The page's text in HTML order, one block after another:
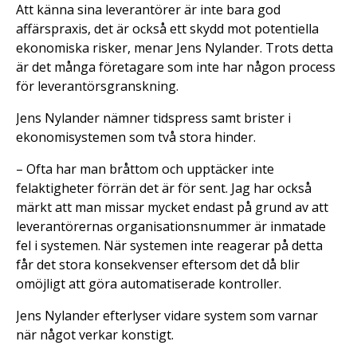
Att känna sina leverantörer är inte bara god
affärspraxis, det är också ett skydd mot potentiella
ekonomiska risker, menar Jens Nylander. Trots detta
är det många företagare som inte har någon process
för leverantörsgranskning.
Jens Nylander nämner tidspress samt brister i
ekonomisystemen som två stora hinder.
– Ofta har man bråttom och upptäcker inte
felaktigheter förrän det är för sent. Jag har också
märkt att man missar mycket endast på grund av att
leverantörernas organisationsnummer är inmatade
fel i systemen. När systemen inte reagerar på detta
får det stora konsekvenser eftersom det då blir
omöjligt att göra automatiserade kontroller.
Jens Nylander efterlyser vidare system som varnar
när något verkar konstigt.